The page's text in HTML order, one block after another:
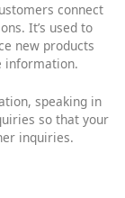
connect
It’s used to
new products
information.
speaking in
so that your
inquiries.